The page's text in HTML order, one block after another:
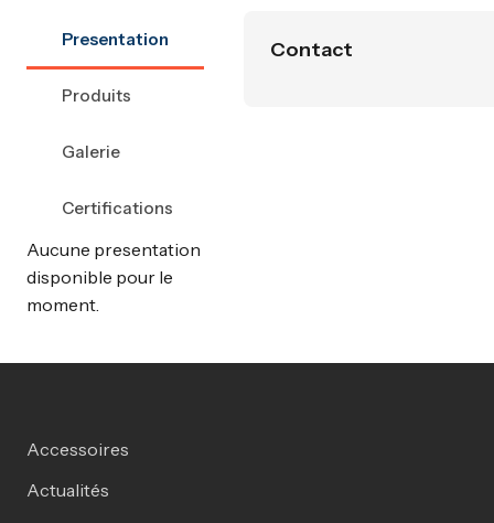
Presentation
Produits
Galerie
Certifications
Aucune presentation
disponible pour le
moment.
Contact
Accessoires
Actualités